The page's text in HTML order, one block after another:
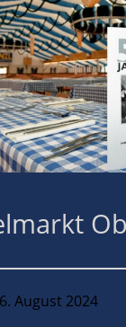
August 2024